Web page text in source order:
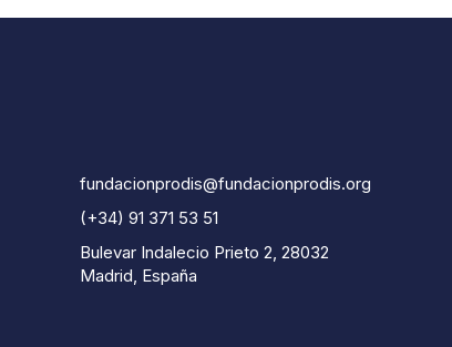
fundacionprodis@fundacionprodis.org
(+34) 91 371 53 51
Bulevar Indalecio Prieto 2, 28032
Madrid, España